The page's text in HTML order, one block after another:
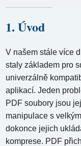
1. Úvod
V našem stále více
staly základem pro
univerzálně
aplikací. Jeden
PDF soubory jsou
manipulace s
dokonce jejich
komprese. PDF